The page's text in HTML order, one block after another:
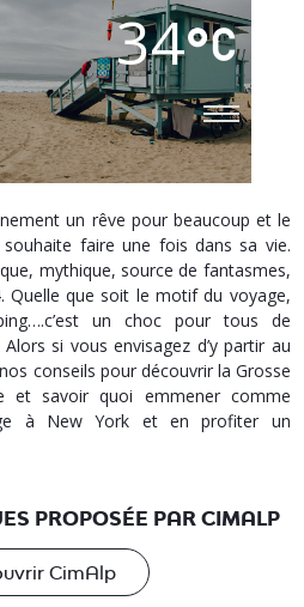
34
un rêve pour beaucoup et le
faire une fois dans sa vie.
mythique, source de fantasmes,
Quelle que soit le motif du voyage,
un choc pour tous de
si vous envisagez d’y partir au
conseils pour découvrir la Grosse
et savoir quoi emmener comme
à New York et en profiter un
PROPOSÉE PAR CIMALP
CimAlp